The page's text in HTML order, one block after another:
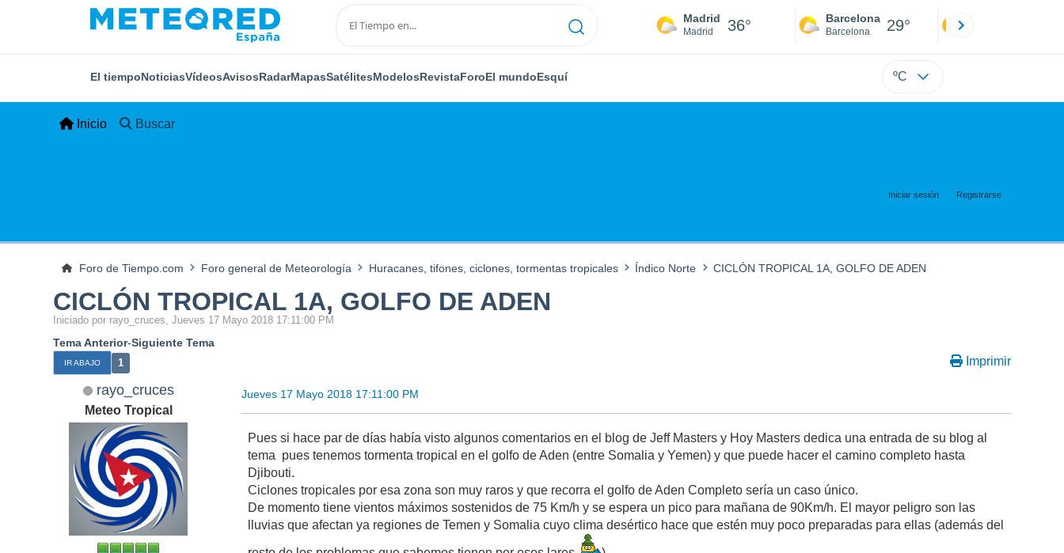
Madrid
Madrid 36° Barcelona
Barcelona 29°
El tiempoNoticiasVídeosAvisosRadarMapasSatélitesModelosRevistaForoEl mundoEsquí ºC
Inicio Buscar
Iniciar sesión Registrarse
Foro de Tiempo.com Foro general de Meteorología Huracanes, tifones, ciclones, tormentas tropicales Índico Norte CICLÓN TROPICAL 1A, GOLFO DE ADEN
CICLÓN TROPICAL 1A, GOLFO DE ADEN
Iniciado por rayo_cruces, Jueves 17 Mayo 2018 17:11:00 PM
Tema Anterior-Siguiente Tema
IR ABAJO 1 Imprimir
rayo_cruces
Meteo Tropical
Jueves 17 Mayo 2018 17:11:00 PM
Pues si hace par de días había visto algunos comentarios en el blog de Jeff Masters y Hoy Masters dedica una entrada de su blog al
tema pues tenemos tormenta tropical en el golfo de Aden (entre Somalia y Yemen) y que puede hacer el camino completo hasta
Djibouti.
Ciclones tropicales por esa zona son muy raros y que recorra el golfo de Aden Completo sería un caso único.
De momento tiene vientos máximos sostenidos de 75 Km/h y se espera un pico para mañana de 90Km/h. El mayor peligro son las
lluvias que afectan ya regiones de Temen y Somalia cuyo clima desértico hace que estén muy poco preparadas para ellas (además del